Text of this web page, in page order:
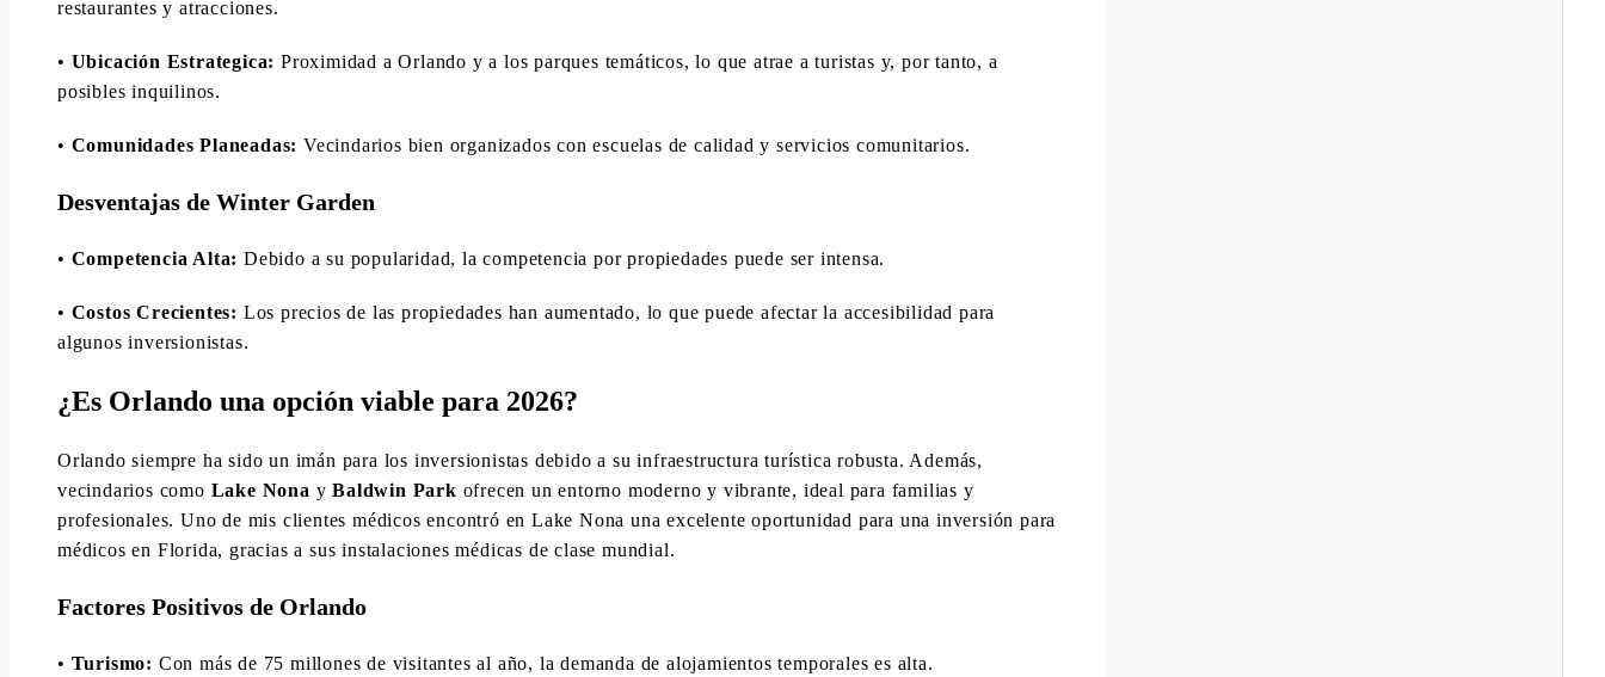
restaurantes y atracciones.
• Ubicación Estrategica: Proximidad a Orlando y a los parques temáticos, lo que atrae a turistas y, por tanto, a
posibles inquilinos.
• Comunidades Planeadas: Vecindarios bien organizados con escuelas de calidad y servicios comunitarios.
Desventajas de Winter Garden
• Competencia Alta: Debido a su popularidad, la competencia por propiedades puede ser intensa.
• Costos Crecientes: Los precios de las propiedades han aumentado, lo que puede afectar la accesibilidad para
algunos inversionistas.
¿Es Orlando una opción viable para 2026?
Orlando siempre ha sido un imán para los inversionistas debido a su infraestructura turística robusta. Además,
vecindarios como Lake Nona yBaldwin Park ofrecen un entorno moderno y vibrante, ideal para familias y
profesionales. Uno de mis clientes médicos encontró en Lake Nona una excelente oportunidad para una inversión para
médicos en Florida, gracias a sus instalaciones médicas de clase mundial.
Factores Positivos de Orlando
• Turismo: Con más de 75 millones de visitantes al año, la demanda de alojamientos temporales es alta.